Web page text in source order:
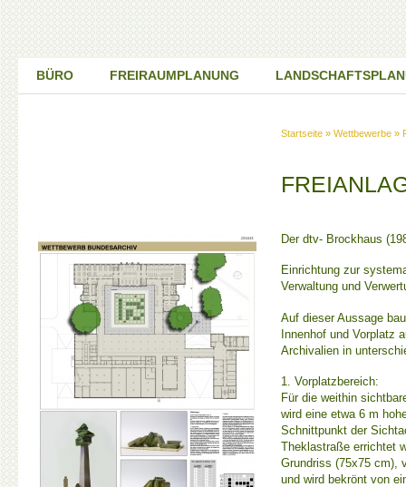
BÜRO FREIRAUMPLANUNG
Startseite » Wettbewerbe »
Der dtv- Brockhaus
Einrichtung zur
Verwaltung und
Auf dieser Aussage
Innenhof und Vorplatz
Archivalien in
1. Vorplatzbereich:
Für die weithin
wird eine etwa 6 m
Schnittpunkt der
Theklastraße errichtet
Grundriss (75x75 cm),
und wird bekrönt von